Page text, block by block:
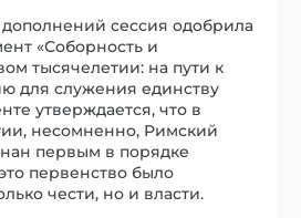
сессия одобрила
«Соборность и
тысячелетии: на пути к
для служения единству
утверждается, что в
несомненно, Римский
первым в порядке
первенство было
чести, но и власти.